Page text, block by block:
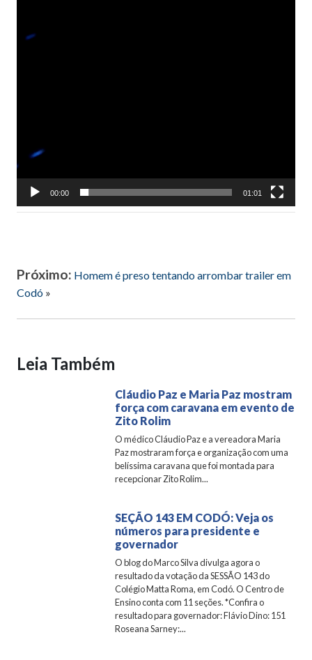
00:00 01:01
Próximo: Homem é preso tentando arrombar trailer em
Codó »
Leia Também
Cláudio Paz e Maria Paz mostram
força com caravana em evento de
Zito Rolim
O médico Cláudio Paz e a vereadora Maria
Paz mostraram força e organização com uma
belíssima caravana que foi montada para
recepcionar Zito Rolim...
SEÇÃO 143 EM CODÓ: Veja os
números para presidente e
governador
O blog do Marco Silva divulga agora o
resultado da votação da SESSÃO 143 do
Colégio Matta Roma, em Codó. O Centro de
Ensino conta com 11 seções. *Confira o
resultado para governador: Flávio Dino: 151
Roseana Sarney:...